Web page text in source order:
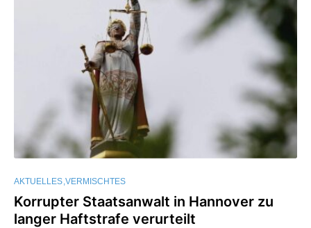
AKTUELLES VERMISCHTES
Korrupter Staatsanwalt in Hannover zu
langer Haftstrafe verurteilt